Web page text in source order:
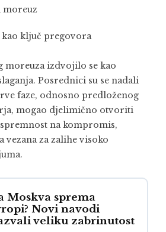
ključ pregovora
moreuza izdvojilo se kao
Posrednici su se nadali
faze, odnosno predloženog
mogao djelimično otvoriti
na kompromis,
za zalihe visoko
Moskva sprema
Novi navodi
veliku zabrinutost